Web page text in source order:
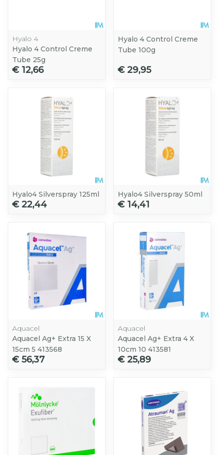
Hyalo 4
Hyalo 4 Control Creme
Tube 25g
€ 12,66
Hyalo 4 Control Creme
Tube 100g
€ 29,95
Hyalo4 Silverspray 125ml
€ 22,44
Hyalo4 Silverspray 50ml
€ 14,41
Aquacel
Aquacel Ag+ Extra 15 X
15cm 5 413568
€ 56,37
Aquacel
Aquacel Ag+ Extra 4 X
10cm 10 413581
€ 25,89